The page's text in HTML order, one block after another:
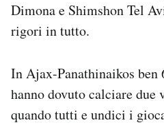
Dimona e Shimshon Tel
rigori in tutto.
In Ajax-Panathinaikos ben
hanno dovuto calciare
quando tutti e undici i